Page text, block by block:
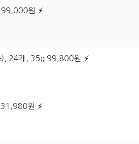
99,000원
), 24개, 35g 99,800원
31,980원